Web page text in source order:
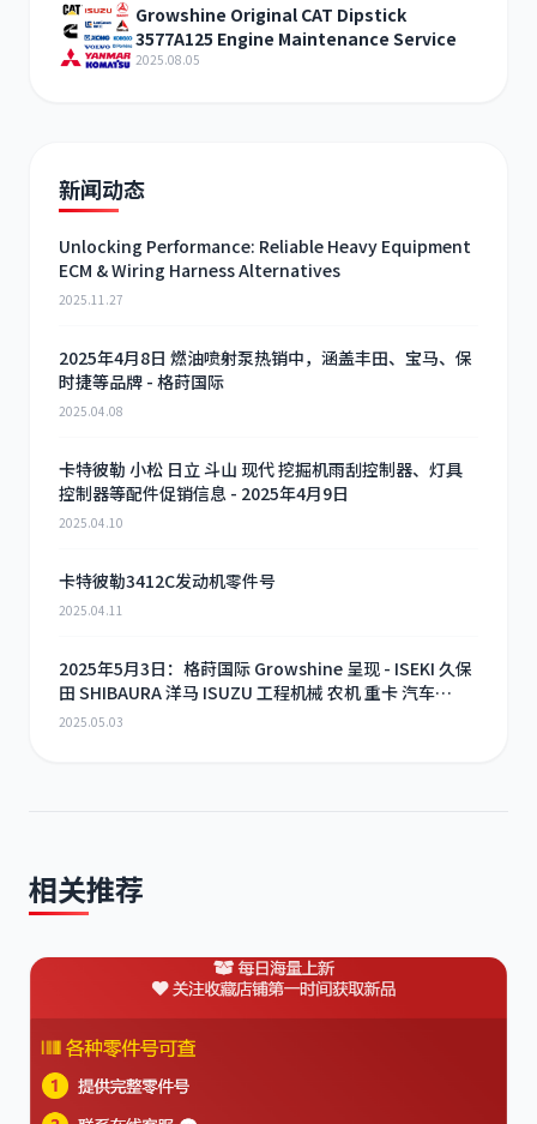
Growshine Original CAT Dipstick
3577A125 Engine Maintenance Service
2025.08.05
新闻动态
Unlocking Performance: Reliable Heavy Equipment
ECM & Wiring Harness Alternatives
2025.11.27
2025年4月8日 燃油喷射泵热销中，涵盖丰田、宝马、保
时捷等品牌 - 格莳国际
2025.04.08
卡特彼勒 小松 日立 斗山 现代 挖掘机雨刮控制器、灯具
控制器等配件促销信息 - 2025年4月9日
2025.04.10
卡特彼勒3412C发动机零件号
2025.04.11
2025年5月3日：格莳国际 Growshine 呈现 - ISEKI 久保
田 SHIBAURA 洋马 ISUZU 工程机械 农机 重卡 汽车
RHF3 涡轮增压器及配件 海量现货供应
2025.05.03
相关推荐